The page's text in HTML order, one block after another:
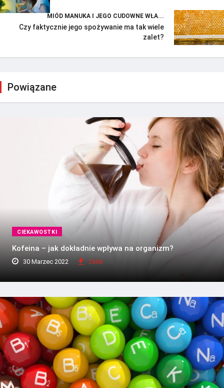
MIÓD MANUKA I JEGO CUDOWNE WŁA...
Czy faktycznie jego spożywanie ma tak wiele
zalet?
Powiązane
CIEKAWOSTKI
Kofeina – jak dokładnie wpływa na organizm?
30 Marzec 2022 2668